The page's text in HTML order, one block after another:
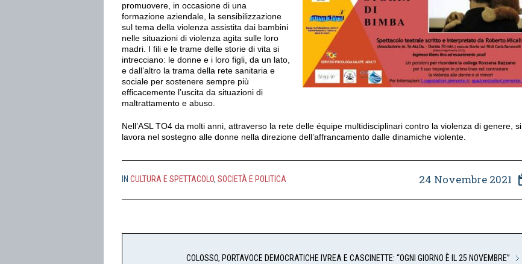
promuovere, in occasione di una
formazione aziendale, la sensibilizzazione
sul tema della violenza assistita dai bambini
nelle situazioni di violenza agita sulle loro
madri. I fili e le trame delle storie di vita si
intrecciano: le donne e i loro figli, da un lato,
e dall’altro la trama della rete sanitaria e
sociale per sostenere sempre più
efficacemente l’uscita da situazioni di
maltrattamento e abuso.
Nell’ASL TO4 da molti anni, attraverso la rete delle équipe multidisciplinari contro la violenza di genere, si
lavora nel sostegno alle donne nella direzione dell’affrancamento dalle dinamiche violente.
24 Novembre 2021
IN CULTURA E SPETTACOLO, SOCIETÀ E POLITICA
COLOSSO, PORTAVOCE DEMOCRATICHE IVREA E CASCINETTE: “OGNI GIORNO È IL 25 NOVEMBRE”